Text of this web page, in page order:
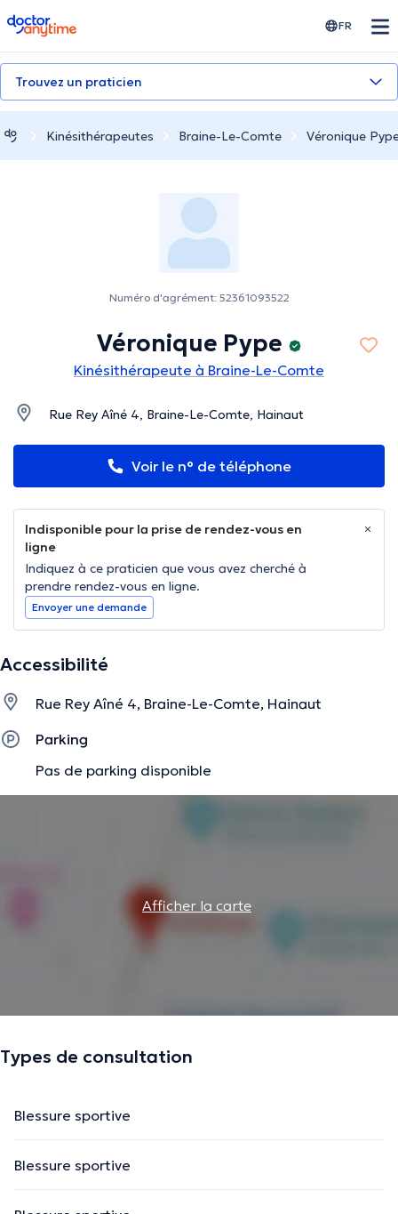
doctoranytime FR
Trouvez un praticien
Kinésithérapeutes Braine-Le-Comte Véronique
Numéro d'agrément: 52361093522
Véronique Pype
Kinésithérapeute à Braine-Le-Comte
Rue Rey Aîné 4, Braine-Le-Comte, Hainaut
Voir le n° de téléphone
Indisponible pour la prise de rendez-vous en
ligne
Indiquez à ce praticien que vous avez cherché à
prendre rendez-vous en ligne.
Envoyer une demande
Accessibilité
Rue Rey Aîné 4, Braine-Le-Comte, Hainaut
Parking
Pas de parking disponible
Afficher la carte
Types de consultation
Blessure sportive
Blessure sportive